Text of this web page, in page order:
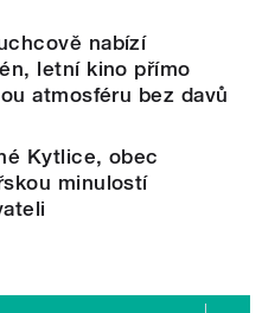
nabízí
letní kino přímo
atmosféru bez davů
Kytlice, obec
minulostí